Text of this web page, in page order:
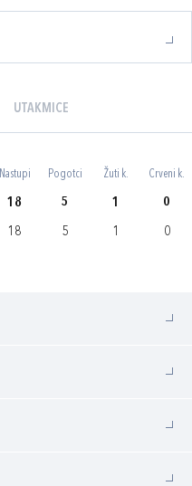
UTAKMICE
Nastupi Pogotci Žuti k. Crveni k.
18 5 1 0
18 5 1 0